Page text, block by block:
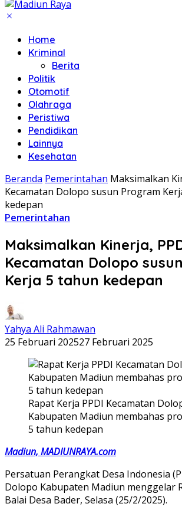
Home
Kriminal
Berita
Politik
Otomotif
Olahraga
Peristiwa
Pendidikan
Lainnya
Kesehatan
Beranda Pemerintahan Maksimalkan
Kecamatan Dolopo susun Program
kedepan
Pemerintahan
Maksimalkan Kinerja,
Kecamatan Dolopo
Kerja 5 tahun kedepan
Yahya Ali Rahmawan
25 Februari 202527 Februari 2025
Rapat Kerja PPDI Kecamatan
Kabupaten Madiun membahas
5 tahun kedepan
Madiun, MADIUNRAYA.com
Persatuan Perangkat Desa Indonesia
Dolopo Kabupaten Madiun menggelar
Balai Desa Bader, Selasa (25/2/2025).